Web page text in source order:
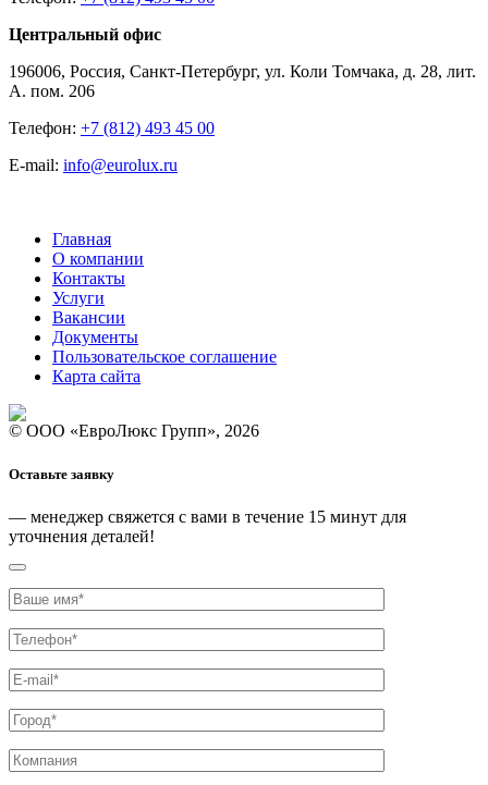
Центральный офис
196006, Россия, Санкт-Петербург, ул. Коли Томчака, д. 28, лит.
А. пом. 206
Телефон: +7 (812) 493 45 00
E-mail: info@eurolux.ru
Главная
О компании
Контакты
Услуги
Вакансии
Документы
Пользовательское соглашение
Карта сайта
© ООО «ЕвроЛюкс Групп», 2026
Оставьте заявку
— менеджер свяжется с вами в течение 15 минут для
уточнения деталей!